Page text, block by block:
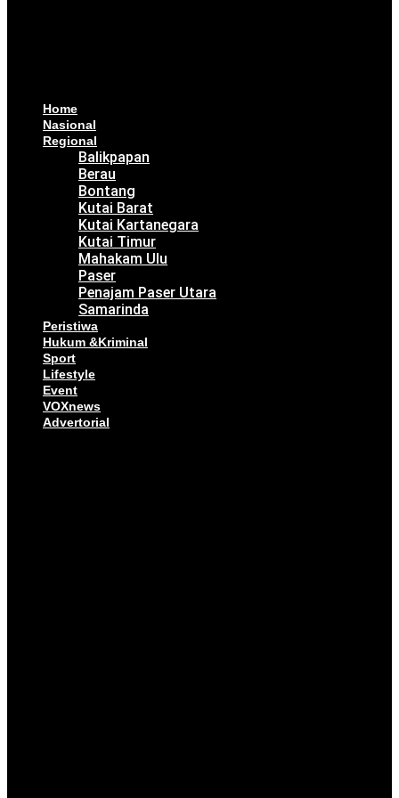
Home
Nasional
Regional
Balikpapan
Berau
Bontang
Kutai Barat
Kutai Kartanegara
Kutai Timur
Mahakam Ulu
Paser
Penajam Paser Utara
Samarinda
Peristiwa
Hukum &Kriminal
Sport
Lifestyle
Event
VOXnews
Advertorial